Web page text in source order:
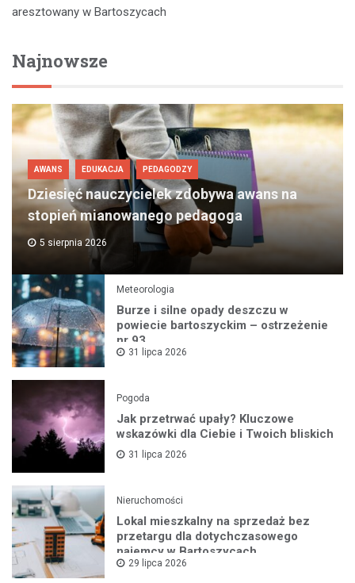
aresztowany w Bartoszycach
Najnowsze
AWANS EDUKACJA PEDAGODZY
Dziesięć nauczycielek zdobywa awans na
stopień mianowanego pedagoga
5 sierpnia 2026
Meteorologia
Burze i silne opady deszczu w
powiecie bartoszyckim – ostrzeżenie
nr 93
31 lipca 2026
Pogoda
Jak przetrwać upały? Kluczowe
wskazówki dla Ciebie i Twoich bliskich
31 lipca 2026
Nieruchomości
Lokal mieszkalny na sprzedaż bez
przetargu dla dotychczasowego
najemcy w Bartoszycach
29 lipca 2026